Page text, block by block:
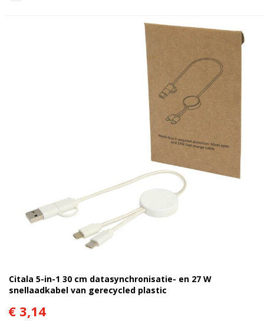
Citala 5-in-1 30 cm datasynchronisatie- en 27 W
snellaadkabel van gerecycled plastic
€ 3,14